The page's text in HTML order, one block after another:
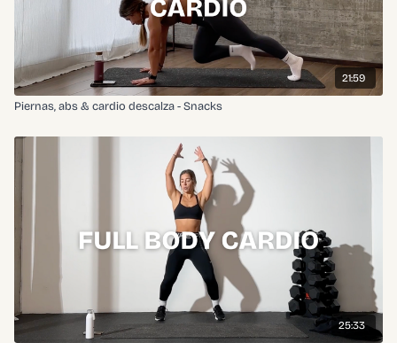
21:59
Piernas, abs & cardio descalza - Snacks
25:33